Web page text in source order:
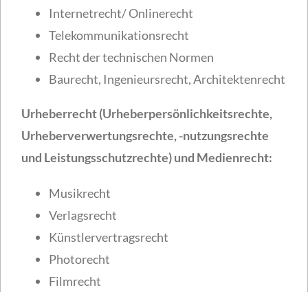
Internetrecht/ Onlinerecht
Telekommunikationsrecht
Recht der technischen Normen
Baurecht, Ingenieursrecht, Architektenrecht
Urheberrecht (Urheberpersönlichkeitsrechte,
Urheberverwertungsrechte, -nutzungsrechte
und Leistungsschutzrechte) und Medienrecht:
Musikrecht
Verlagsrecht
Künstlervertragsrecht
Photorecht
Filmrecht